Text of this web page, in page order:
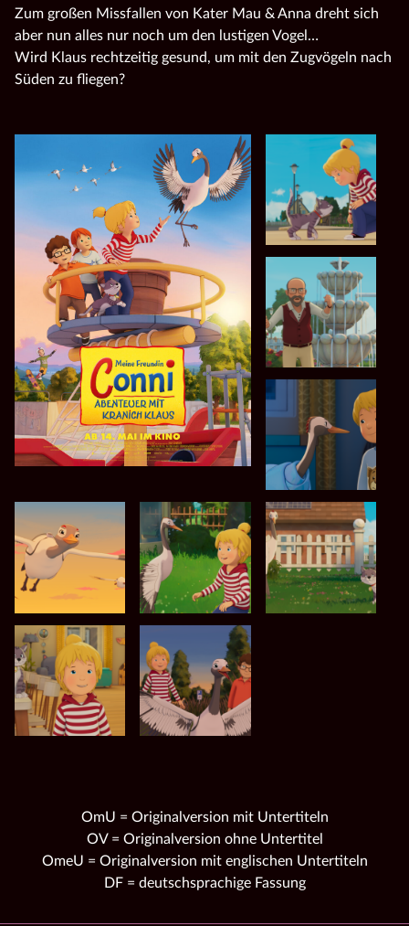
Zum großen Missfallen von Kater Mau & Anna dreht sich
aber nun alles nur noch um den lustigen Vogel…
Wird Klaus rechtzeitig gesund, um mit den Zugvögeln nach
Süden zu fliegen?
OmU = Originalversion mit Untertiteln
OV = Originalversion ohne Untertitel
OmeU = Originalversion mit englischen Untertiteln
DF = deutschsprachige Fassung